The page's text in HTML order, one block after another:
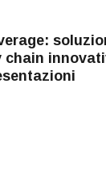
chain